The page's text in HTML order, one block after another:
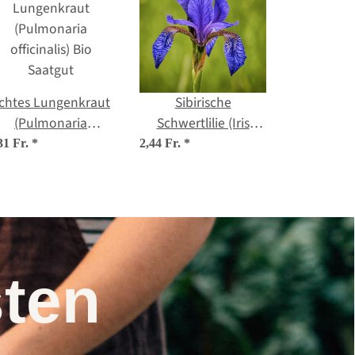
Lungenkraut
(Pulmonaria
officinalis) Bio
Fr. *
Sibirische
Schwertlilie (Iris
sibirica) Bio Saatgut
2,44 Fr. *